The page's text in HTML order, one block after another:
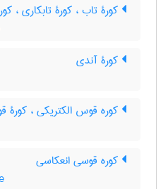
کورۀ تاب ، کورۀ تابکاری ،
کورۀ آندی
کوره قوس الکتریکی ، کورۀ
کوره قوسی انعکاسی